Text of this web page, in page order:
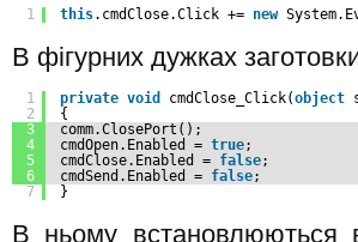
1 this.cmdClose.Click += new
В фігурних дужках
1
2
3
4
5
6
7
private void cmdClose_Click(object
{
comm.ClosePort();
cmdOpen.Enabled = true;
cmdClose.Enabled = false;
cmdSend.Enabled = false;
}
В ньому встановлюються